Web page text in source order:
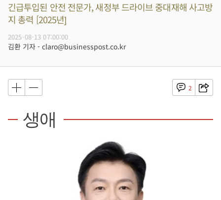
긴급투입된 안전 전문가, 새정부 드라이브 중대재해 사고방
지 총력 [2025년]
2025-08-13 07:00:00
김환 기자 - claro@businesspost.co.kr
2
생애